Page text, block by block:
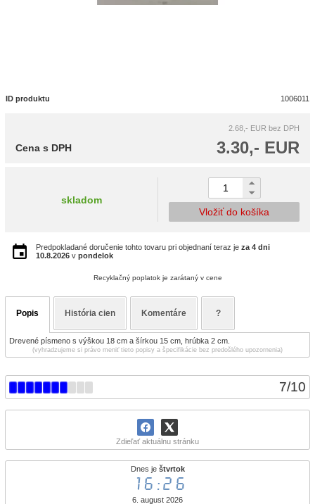
7/10
Zdieľať aktuálnu stránku
Dnes je štvrtok
16:26
6. august 2026
ID produktu 1006011
2.68,- EUR bez DPH
3.30,- EUR
Cena s DPH
skladom
Vložiť do košíka
Predpokladané doručenie tohto tovaru pri objednaní teraz je za 4 dni
10.8.2026 v pondelok
Recyklačný poplatok je zarátaný v cene
Popis História cien Komentáre ?
Drevené písmeno s výškou 18 cm a šírkou 15 cm, hrúbka 2 cm.
(vyhradzujeme si právo meniť tieto popisy a špecifikácie bez predošlého upozornenia)